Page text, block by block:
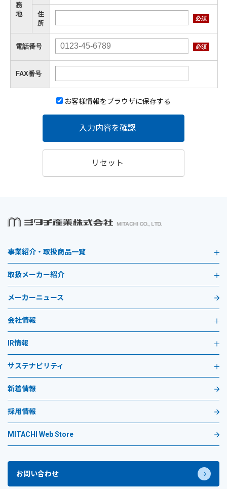
務
地
住
所
必須
電話番号 必須
FAX番号
お客様情報をブラウザに保存する
入力内容を確認
リセット
事業紹介・取扱商品一覧
取扱メーカー紹介
メーカーニュース
会社情報
IR情報
サステナビリティ
新着情報
採用情報
MITACHI Web Store
お問い合わせ